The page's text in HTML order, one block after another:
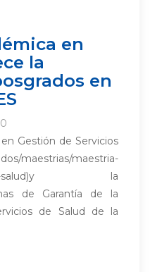
en
la
en
Gestión de Servicios
maestrias/maestria-
de-salud)y la
de Garantía de la
de Salud de la